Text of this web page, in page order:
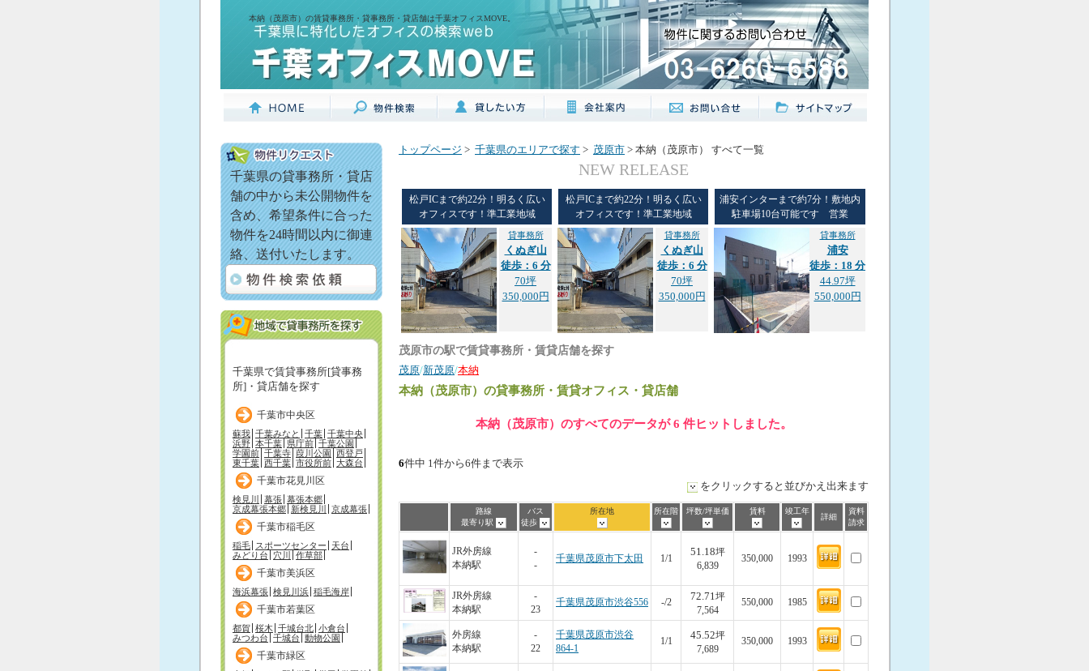
本納（茂原市）の賃貸事務所・貸事務所・貸店舗は千葉オフィスMOVE。
千葉県の貸事務所・貸店
舗の中から未公開物件を
含め、希望条件に合った
物件を24時間以内に御連
絡、送付いたします。
千葉県で賃貸事務所[貸事務
所]・貸店舗を探す
千葉市中央区
蘇我 千葉みなと 千葉 千葉中央
浜野 本千葉 県庁前 千葉公園
学園前 千葉寺 葭川公園
西登戸
東千葉 西千葉 市役所前 大森台
千葉市花見川区
検見川 幕張 幕張本郷
京成幕張本郷 新検見川 京成幕張
千葉市稲毛区
稲毛 スポーツセンター
天台
みどり台 穴川 作草部
千葉市美浜区
海浜幕張 検見川浜 稲毛海岸
千葉市若葉区
都賀 桜木 千城台北 小倉台
みつわ台 千城台 動物公園
千葉市緑区
トップページ > 千葉県のエリアで探す > 茂原市 > 本納（茂原市） すべて一覧
NEW RELEASE
松戸ICまで約22分！明るく広い
オフィスです！準工業地域
貸事務所
くぬぎ山
徒歩：6 分
70坪
350,000円
松戸ICまで約22分！明るく広い
オフィスです！準工業地域
貸事務所
くぬぎ山
徒歩：6 分
70坪
350,000円
浦安インターまで約7分！敷地内
駐車場10台可能です 営業
貸事務所
浦安
徒歩：18 分
44.97坪
550,000円
茂原市の駅で賃貸事務所・賃貸店舗を探す
茂原/新茂原/本納
本納（茂原市） の貸事務所・賃貸オフィス・貸店舗
本納（茂原市）のすべてのデータが 6 件ヒットしました。
6件中 1件から6件まで表示
をクリックすると並びかえ出来ます
路線
最寄り駅
バス
徒歩
所在地 所在階 坪数/坪単価 賃料 竣工年
詳細
資料
請求
JR外房線
本納駅
-
-
千葉県茂原市下太田 1/1
51.18坪
6,839
350,000 1993
JR外房線
本納駅
-
23
千葉県茂原市渋谷556 -/2
72.71坪
7,564
550,000 1985
外房線
本納駅
-
22
千葉県茂原市渋谷
864-1
1/1
45.52坪
7,689
350,000 1993